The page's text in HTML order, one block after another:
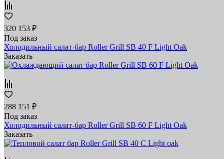
320 153 ₽
Под заказ
Холодильный салат-бар Roller Grill SB 40 F Light Oak
Заказать
288 151 ₽
Под заказ
Холодильный салат-бар Roller Grill SB 60 F Light Oak
Заказать